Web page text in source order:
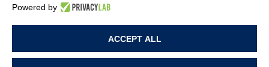
COOKIE POLICY
Powered by
ACCEPT ALL